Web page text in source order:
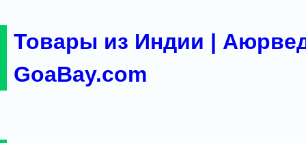
Товары из Индии |
GoaBay.com